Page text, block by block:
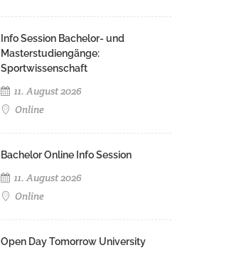
Info Session Bachelor- und
Masterstudiengänge:
Sportwissenschaft
11. August 2026
Online
Bachelor Online Info Session
11. August 2026
Online
Open Day Tomorrow University